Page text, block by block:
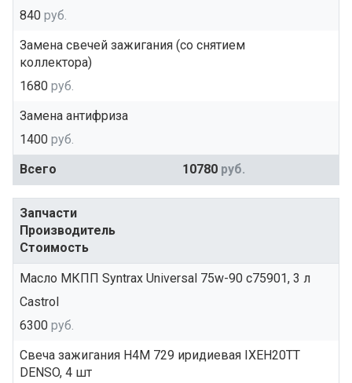
840 руб.
Замена свечей зажигания (со снятием
коллектора)
1680 руб.
Замена антифриза
1400 руб.
Всего
10780 руб.
Запчасти
Производитель
Стоимость
Масло МКПП Syntrax Universal 75w-90 c75901, 3 л
Castrol
6300 руб.
Свеча зажигания H4M 729 иридиевая IXEH20TT
DENSO, 4 шт